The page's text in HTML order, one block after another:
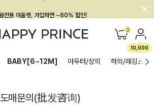
멤버십 최대 28,000원 혜택 0
10,000
BABY[6~12M] 아우터/상의 하의/레깅스
도매문의(批发咨询)